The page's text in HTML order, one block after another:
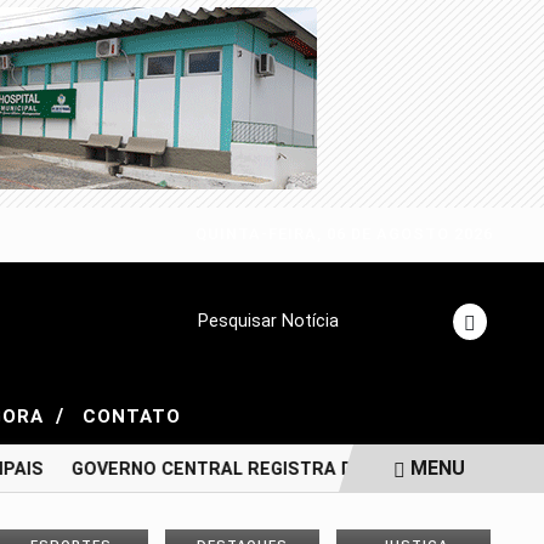
Pesquisar Notícia
/ CONTATO
GOVERNO CENTRAL REGISTRA DÉFICIT DE R$ 48,2
MENU